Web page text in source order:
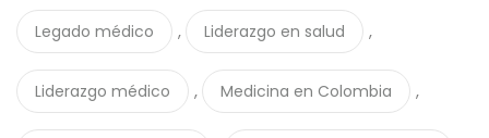
Legado médico , Liderazgo en salud ,
Liderazgo médico , Medicina en Colombia ,